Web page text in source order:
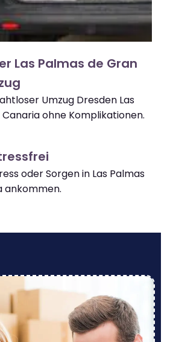
Las Palmas de Gran
Umzug Dresden Las
ohne Komplikationen.
oder Sorgen in Las Palmas
ankommen.